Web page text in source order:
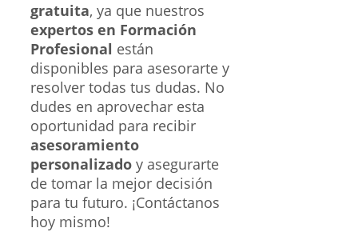
gratuita, ya que nuestros
expertos en Formación
Profesional están
disponibles para asesorarte y
resolver todas tus dudas. No
dudes en aprovechar esta
oportunidad para recibir
asesoramiento
personalizado y asegurarte
de tomar la mejor decisión
para tu futuro. ¡Contáctanos
hoy mismo!